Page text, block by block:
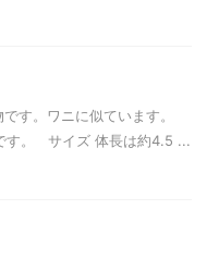
す。ワニに似ています。
す。 サイズ 体長は約4.5 ...